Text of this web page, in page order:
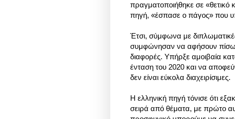
πραγματοποιήθηκε σε «θετικό
πηγή, «έσπασε ο πάγος» που
Έτσι, σύμφωνα με
συμφώνησαν να αφήσουν πίσω
διαφορές. Υπήρξε αμοιβαία
ένταση του 2020 και να
δεν είναι εύκολα διαχειρίσιμες.
Η ελληνική πηγή τόνισε ότι
σειρά από θέματα, με πρώτο